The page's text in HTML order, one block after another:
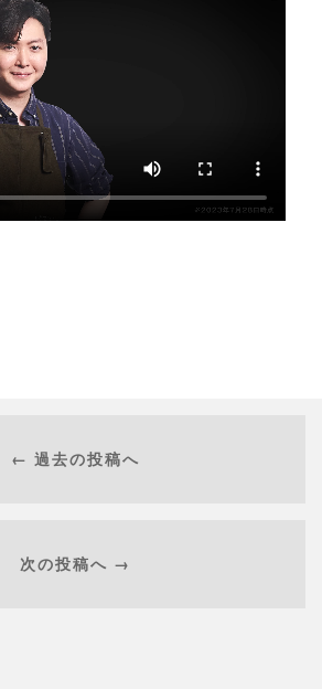
← 過去の投稿へ
次の投稿へ →